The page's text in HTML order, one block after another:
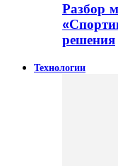
Разбор
решения
Технологии